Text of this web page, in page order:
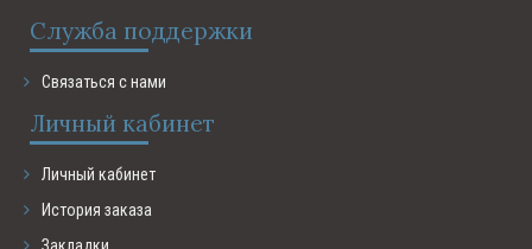
Служба поддержки
Связаться с нами
Личный кабинет
Личный кабинет
История заказа
Закладки